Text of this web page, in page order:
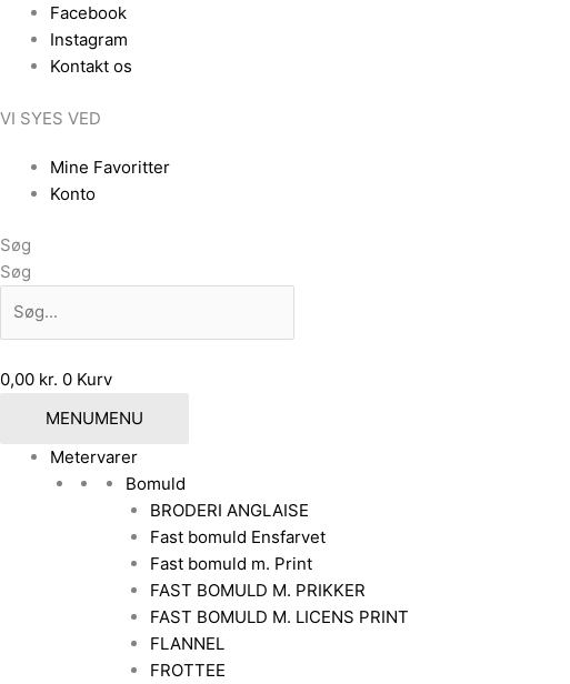
indholdet
Facebook
Instagram
Kontakt os
VI SYES VED
Mine Favoritter
Konto
Søg
Søg
0,00 kr. 0 Kurv
MENUMENU
Metervarer
Bomuld
BRODERI ANGLAISE
Fast bomuld Ensfarvet
Fast bomuld m. Print
FAST BOMULD M. PRIKKER
FAST BOMULD M. LICENS PRINT
FLANNEL
FROTTEE